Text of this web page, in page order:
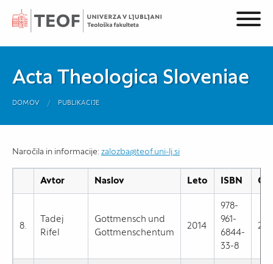
Acta Theologica Sloveniae
DOMOV PUBLIKACIJE
Naročila in informacije:zalozba@teof.uni-lj.si
Avtor Naslov Leto ISBN
8.
Tadej
Rifel
Gottmensch und
Gottmenschentum
2014
978-
961-
6844-
33-8